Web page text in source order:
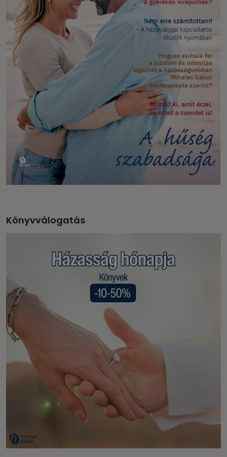
Könyvválogatás